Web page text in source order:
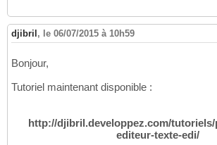
djibril , le 06/07/2015 à 10h59
Bonjour,
Tutoriel maintenant disponible :
http://djibril.developpez.com/
editeur-texte-edi/